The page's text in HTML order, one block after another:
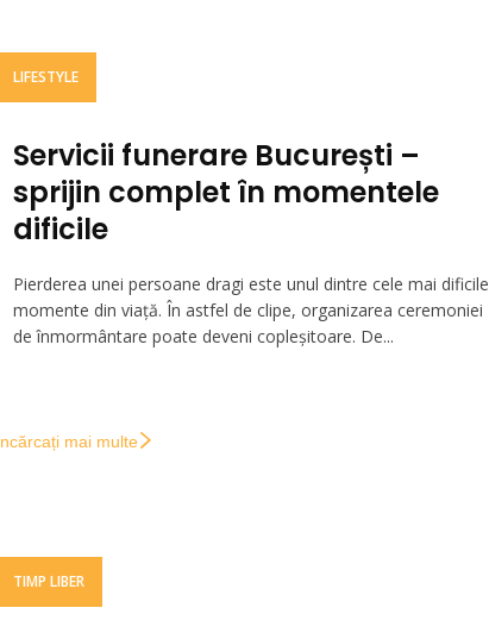
LIFESTYLE
Servicii funerare București –
sprijin complet în momentele
dificile
Pierderea unei persoane dragi este unul dintre cele mai dificile
momente din viață. În astfel de clipe, organizarea ceremoniei
de înmormântare poate deveni copleșitoare. De...
mai multe
TIMP LIBER